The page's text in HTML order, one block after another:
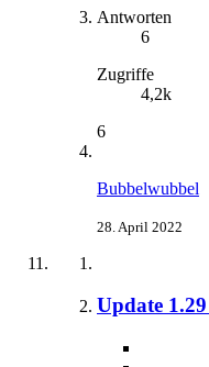
Antworten
6
Zugriffe
4,2k
6
Bubbelwubbel
28. April 2022
Update